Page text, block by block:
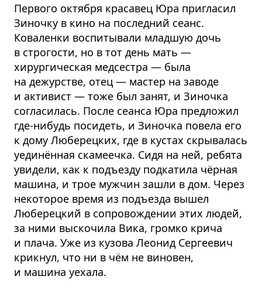
Первого октября красавец Юра пригласил
Зиночку в кино на последний сеанс.
Коваленки воспитывали младшую дочь
в строгости, но в тот день мать —
хирургическая медсестра — была
на дежурстве, отец — мастер на заводе
и активист — тоже был занят, и Зиночка
согласилась. После сеанса Юра предложил
где-нибудь посидеть, и Зиночка повела его
к дому Люберецких, где в кустах скрывалась
уединённая скамеечка. Сидя на ней, ребята
увидели, как к подъезду подкатила чёрная
машина, и трое мужчин зашли в дом. Через
некоторое время из подъезда вышел
Люберецкий в сопровождении этих людей,
за ними выскочила Вика, громко крича
и плача. Уже из кузова Леонид Сергеевич
крикнул, что ни в чём не виновен,
и машина уехала.